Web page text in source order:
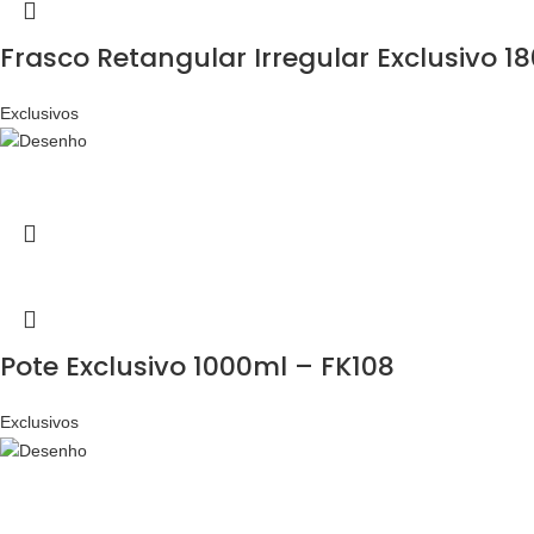
Frasco Retangular Irregular Exclusivo
Exclusivos
Pote Exclusivo 1000ml – FK108
Exclusivos